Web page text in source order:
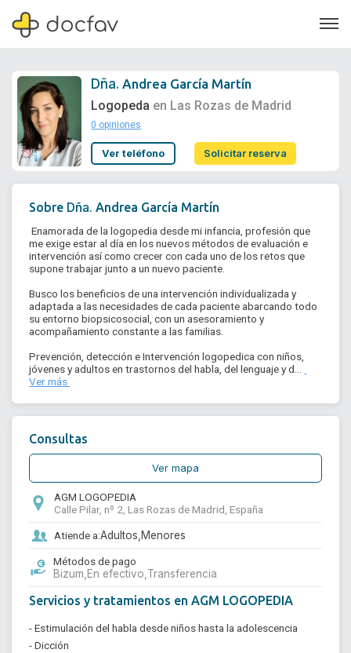
Soporte
¿Eres un doctor?
Dña. Andrea García Martín
Logopeda en Las Rozas de Madrid
0 opiniones
Ver teléfono Solicitar reserva
Sobre Dña. Andrea García Martín
Enamorada de la logopedia desde mi infancia, profesión que
me exige estar al día en los nuevos métodos de evaluación e
intervención así como crecer con cada uno de los retos que
supone trabajar junto a un nuevo paciente.
Busco los beneficios de una intervención individualizada y
adaptada a las necesidades de cada paciente abarcando todo
su entorno biopsicosocial, con un asesoramiento y
acompañamiento constante a las familias.
Prevención, detección e Intervención logopedica con niños,
jóvenes y adultos en trastornos del habla, del lenguaje y d...
Ver más
Consultas
Ver mapa
AGM LOGOPEDIA
Calle Pilar, nº 2, Las Rozas de Madrid, España
Atiende a:Adultos, Menores
Métodos de pago
Bizum, En efectivo, Transferencia
Servicios y tratamientos en AGM LOGOPEDIA
- Estimulación del habla desde niños hasta la adolescencia
- Dicción